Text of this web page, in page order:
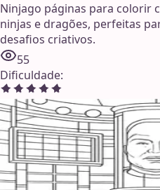
Ninjago páginas para colorir
ninjas e dragões, perfeitas
desafios criativos.
55
Dificuldade: